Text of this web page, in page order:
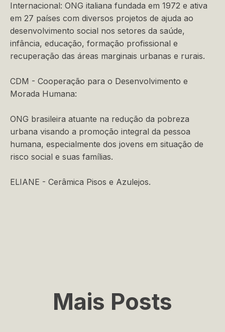
Internacional: ONG italiana fundada em 1972 e ativa
em 27 países com diversos projetos de ajuda ao
desenvolvimento social nos setores da saúde,
infância, educação, formação profissional e
recuperação das áreas marginais urbanas e rurais.
CDM - Cooperação para o Desenvolvimento e
Morada Humana:
ONG brasileira atuante na redução da pobreza
urbana visando a promoção integral da pessoa
humana, especialmente dos jovens em situação de
risco social e suas famílias.
ELIANE - Cerâmica Pisos e Azulejos.
Mais Posts